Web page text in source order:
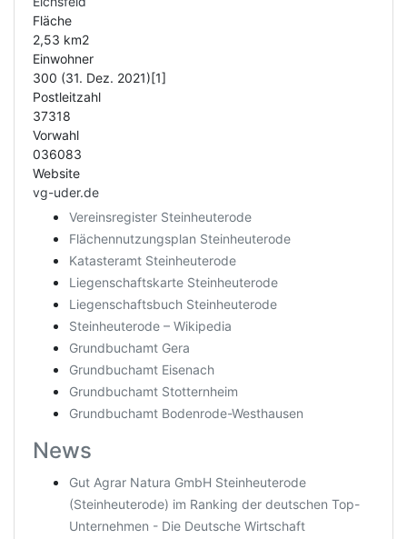
Fläche
2,53 km2
Einwohner
300 (31. Dez. 2021)[1]
Postleitzahl
37318
Vorwahl
036083
Website
vg-uder.de
Vereinsregister Steinheuterode
Flächennutzungsplan Steinheuterode
Katasteramt Steinheuterode
Liegenschaftskarte Steinheuterode
Liegenschaftsbuch Steinheuterode
Steinheuterode – Wikipedia
Grundbuchamt Gera
Grundbuchamt Eisenach
Grundbuchamt Stotternheim
Grundbuchamt Bodenrode-Westhausen
News
Gut Agrar Natura GmbH Steinheuterode
(Steinheuterode) im Ranking der deutschen Top-
Unternehmen - Die Deutsche Wirtschaft